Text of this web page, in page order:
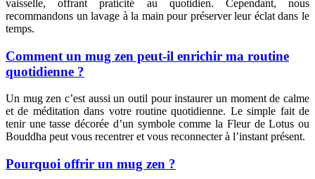
vaisselle, offrant praticité au quotidien. Cependant, nous
recommandons un lavage à la main pour préserver leur éclat dans le
temps.
Comment un mug zen peut-il enrichir ma routine
quotidienne ?
Un mug zen c’est aussi un outil pour instaurer un moment de calme
et de méditation dans votre routine quotidienne. Le simple fait de
tenir une tasse décorée d’un symbole comme la Fleur de Lotus ou
Bouddha peut vous recentrer et vous reconnecter à l’instant présent.
Pourquoi offrir un mug zen ?